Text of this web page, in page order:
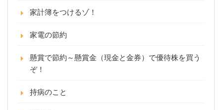
家計簿をつけるゾ！
家電の節約
懸賞で節約～懸賞金（現金と金券）で優待株を買う
ぞ！
持病のこと